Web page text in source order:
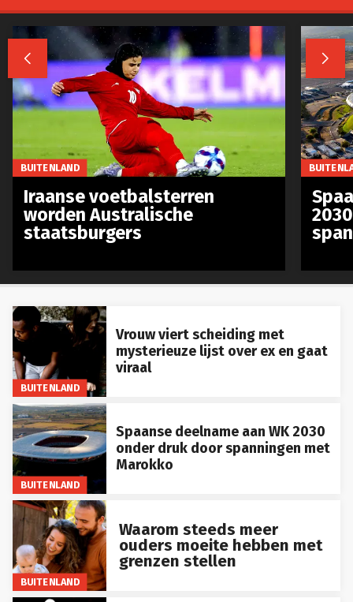
BUITENLAND
mysterieuze lijst over ex en gaat
viraal
BUITENLAND
onder druk door spanningen met
Marokko
BUITENLAND
ouders moeite hebben met
grenzen stellen
BUITENLAND
Iraanse voetbalsterren
worden Australische
staatsburgers